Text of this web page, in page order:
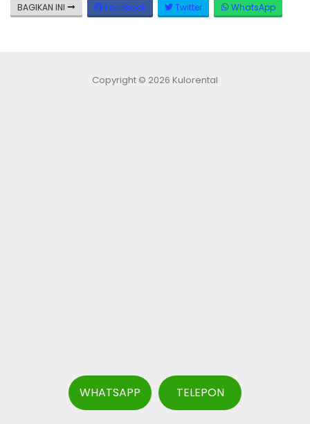
BAGIKAN INI Facebook Twitter WhatsApp
Copyright © 2026 Kulorental
WHATSAPP TELEPON